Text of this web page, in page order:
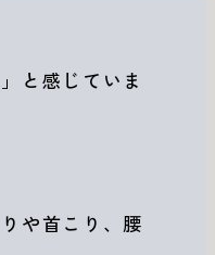
と感じていま
や首こり、腰